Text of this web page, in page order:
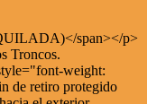
span></p>
Troncos.
weight:
de retiro protegido